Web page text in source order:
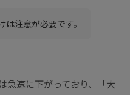
注意が必要です。
急速に下がっており、「大